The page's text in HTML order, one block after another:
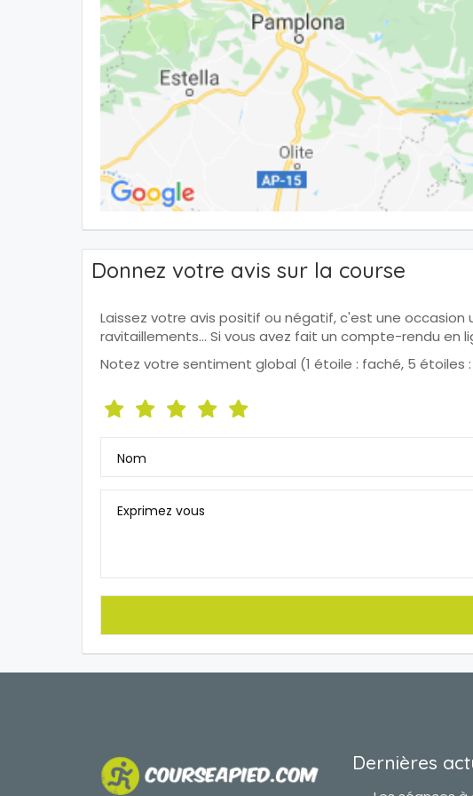
Donnez votre avis sur la course
Laissez votre avis positif ou négatif, c'est une
ravitaillements... Si vous avez fait un compte-rendu en
Notez votre sentiment global (1 étoile : faché, 5 étoiles :
Nom
Exprimez vous
Dernières